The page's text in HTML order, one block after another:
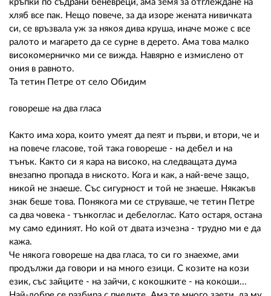
кръпки по съдрани беневреци, ама земя за отглеждане на
хляб все пак. Нещо повече, за да изоре жената нивичката
си, се връзвала уж за някоя дива круша, иначе може с все
ралото и магарето да се сурне в дерето. Ама това малко
високомерничко ми се вижда. Навярно е измислено от
ония в равното.
Та тетин Петре от село Обидим
говореше на два гласа
Както има хора, които умеят да пеят и първи, и втори, че и
на повече гласове, той така говореше - на дебел и на
тънък. Както си я кара на високо, на следващата дума
внезапно пропада в ниското. Кога и как, а най-вече защо,
никой не знаеше. Със сигурност и той не знаеше. Някакъв
знак беше това. Понякога ми се струваше, че тетин Петре
са два човека - тънкоглас и дебелоглас. Като остаря, остана
му само единият. Но кой от двата изчезна - трудно ми е да
кажа.
Че някога говореше на два гласа, то си го знаехме, ами
продължи да говори и на много езици. С козите на кози
език, със зайците - на зайчи, с кокошките - на кокоши...
02 975 20 35